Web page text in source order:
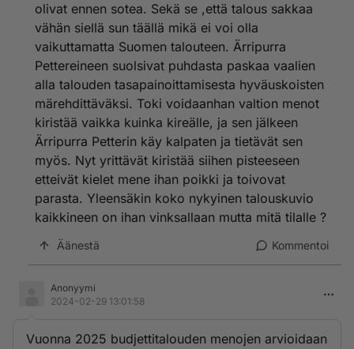
olivat ennen sotea. Sekä se ,että talous sakkaa
vähän siellä sun täällä mikä ei voi olla
vaikuttamatta Suomen talouteen. Ärripurra
Pettereineen suolsivat puhdasta paskaa vaalien
alla talouden tasapainoittamisesta hyväuskoisten
märehdittäväksi. Toki voidaanhan valtion menot
kiristää vaikka kuinka kireälle, ja sen jälkeen
Ärripurra Petterin käy kalpaten ja tietävät sen
myös. Nyt yrittävät kiristää siihen pisteeseen
etteivät kielet mene ihan poikki ja toivovat
parasta. Yleensäkin koko nykyinen talouskuvio
kaikkineen on ihan vinksallaan mutta mitä tilalle ?
Äänestä Kommentoi
Anonyymi
2024-02-29 13:01:58
Vuonna 2025 budjettitalouden menojen arvioidaan